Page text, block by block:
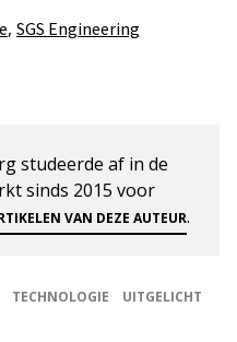
, SGS Engineering
studeerde af in de
sinds 2015 voor
VAN DEZE AUTEUR.
TECHNOLOGIE
UITGELICHT